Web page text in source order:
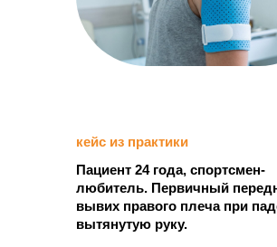
Пациент 24 года, спортсмен-
любитель. Первичный
вывих правого плеча при
вытянутую руку.
кейс из практики
Получить консультацию
изготовление
ортеза